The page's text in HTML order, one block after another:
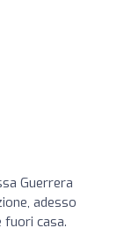
Guerrera
adesso
casa.